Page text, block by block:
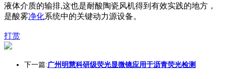
液体介质的输排,这也是耐酸陶瓷风机得到有效实践的地方，
是酸雾净化系统中的关键动力源设备。
打赏
下一篇:广州明慧科研级荧光显微镜应用于沥青荧光检测